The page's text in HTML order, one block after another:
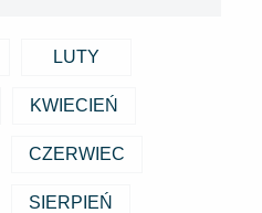
LUTY
KWIECIEŃ
CZERWIEC
SIERPIEŃ